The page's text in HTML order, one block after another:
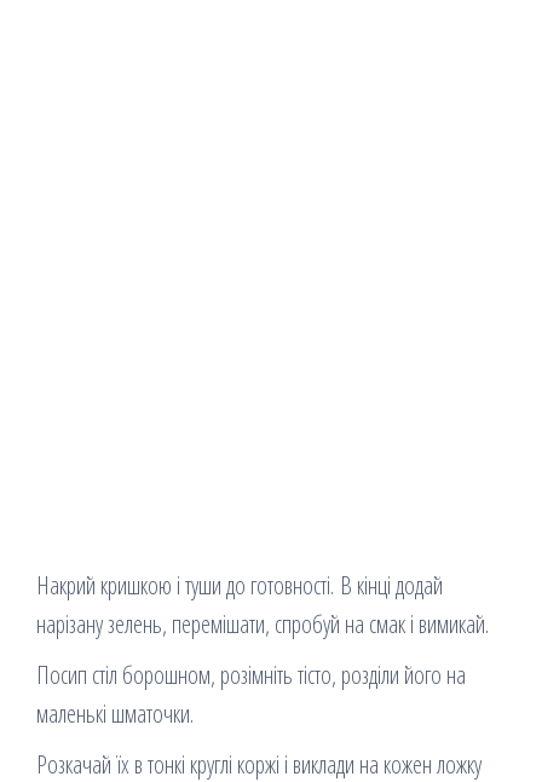
Накрий кришкою і туши до готовності. В кінці додай
нарізану зелень, перемішати, спробуй на смак і вимикай.
Посип стіл борошном, розімніть тісто, розділи його на
маленькі шматочки.
Розкачай їх в тонкі круглі коржі і виклади на кожен ложку